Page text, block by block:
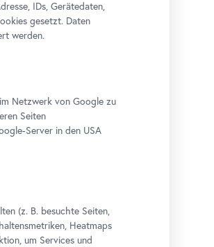
IDs, Gerätedaten,
gesetzt. Daten
werden.
Netzwerk von Google zu
Seiten
Server in den USA
(z. B. besuchte Seiten,
Heatmaps
um Services und